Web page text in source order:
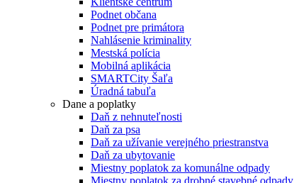
Podnet občana
Podnet pre primátora
Nahlásenie kriminality
Mestská polícia
Mobilná aplikácia
SMARTCity Šaľa
Úradná tabuľa
Dane a poplatky
Daň z nehnuteľnosti
Daň za psa
Daň za užívanie verejného priestranstva
Daň za ubytovanie
Miestny poplatok za komunálne odpady
Miestny poplatok za drobné stavebné odpady